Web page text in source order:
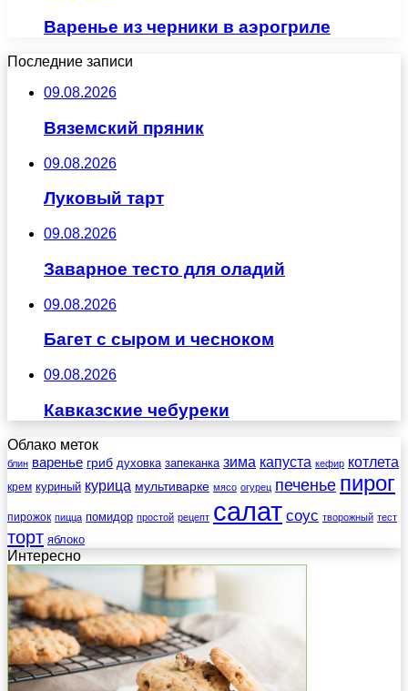
Варенье из черники в аэрогриле
Последние записи
09.08.2026
Вяземский пряник
09.08.2026
Луковый тарт
09.08.2026
Заварное тесто для оладий
09.08.2026
Багет с сыром и чесноком
09.08.2026
Кавказские чебуреки
Облако меток
блин варенье гриб духовка запеканка зима капуста кефир котлета
крем куриный курица мультиварке мясо огурец печенье пирог
пирожок пицца помидор простой рецепт салат соус творожный тест
торт яблоко
Интересно